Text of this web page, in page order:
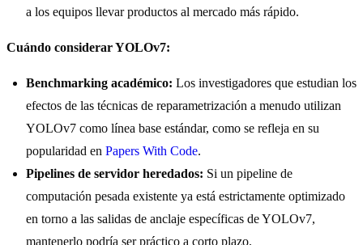
a los equipos llevar productos al mercado más rápido.
Cuándo considerar YOLOv7:
Benchmarking académico: Los investigadores que estudian los
efectos de las técnicas de reparametrización a menudo utilizan
YOLOv7 como línea base estándar, como se refleja en su
popularidad en Papers With Code.
Pipelines de servidor heredados: Si un pipeline de
computación pesada existente ya está estrictamente optimizado
en torno a las salidas de anclaje específicas de YOLOv7,
mantenerlo podría ser práctico a corto plazo.